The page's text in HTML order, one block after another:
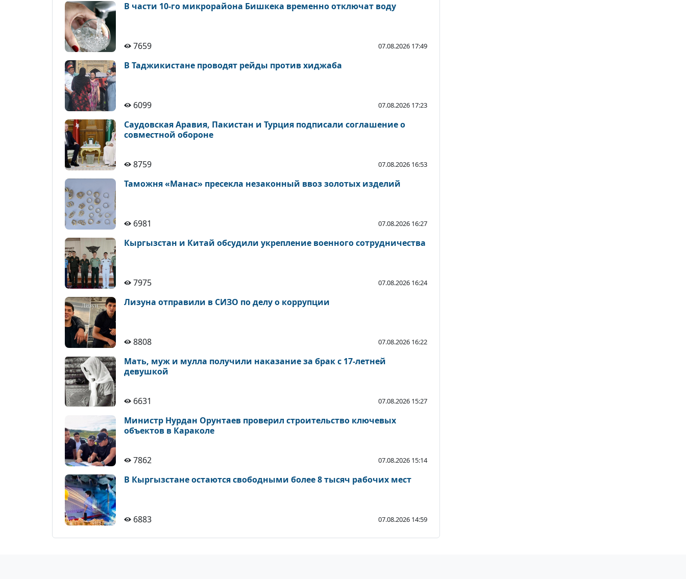
В части 10-го микрорайона Бишкека временно отключат воду
7659 07.08.2026 17:49
В Таджикистане проводят рейды против хиджаба
6099 07.08.2026 17:23
Саудовская Аравия, Пакистан и Турция подписали соглашение о
совместной обороне
8759 07.08.2026 16:53
Таможня «Манас» пресекла незаконный ввоз золотых изделий
6981 07.08.2026 16:27
Кыргызстан и Китай обсудили укрепление военного сотрудничества
7975 07.08.2026 16:24
Лизуна отправили в СИЗО по делу о коррупции
8808 07.08.2026 16:22
Мать, муж и мулла получили наказание за брак с 17-летней
девушкой
6631 07.08.2026 15:27
Министр Нурдан Орунтаев проверил строительство ключевых
объектов в Караколе
7862 07.08.2026 15:14
В Кыргызстане остаются свободными более 8 тысяч рабочих мест
6883 07.08.2026 14:59